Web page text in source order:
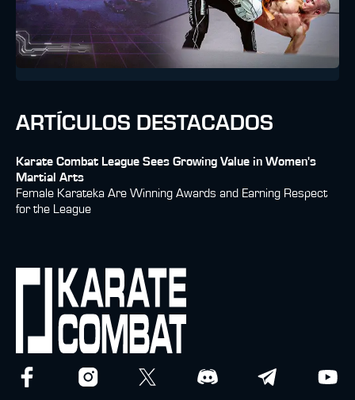
ARTÍCULOS DESTACADOS
Karate Combat League Sees Growing Value in Women's
Martial Arts
Female Karateka Are Winning Awards and Earning Respect
for the League